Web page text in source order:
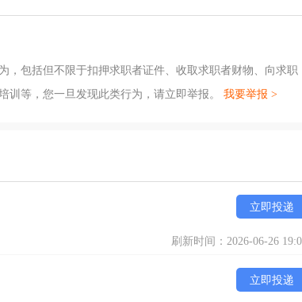
，包括但不限于扣押求职者证件、收取求职者财物、向求职
训等，您一旦发现此类行为，请立即举报。 我要举报 >
立即投递
刷新时间：2026-06-26
立即投递